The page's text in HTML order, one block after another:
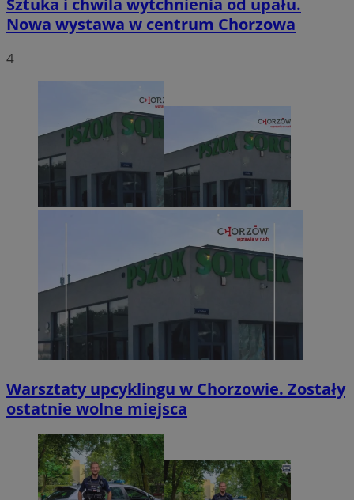
Sztuka i chwila wytchnienia od upału.
Nowa wystawa w centrum Chorzowa
4
Warsztaty upcyklingu w Chorzowie. Zostały
ostatnie wolne miejsca